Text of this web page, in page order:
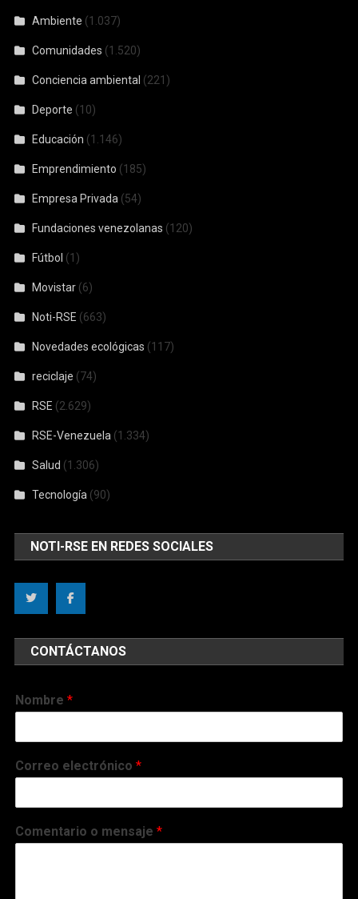
Ambiente (1.037)
Comunidades (1.520)
Conciencia ambiental (221)
Deporte (10)
Educación (1.146)
Emprendimiento (185)
Empresa Privada (54)
Fundaciones venezolanas (120)
Fútbol (1)
Movistar (6)
Noti-RSE (663)
Novedades ecológicas (117)
reciclaje (74)
RSE (2.629)
RSE-Venezuela (1.334)
Salud (1.306)
Tecnología (90)
NOTI-RSE EN REDES SOCIALES
CONTÁCTANOS
Nombre*
Correo electrónico*
Comentario o mensaje*